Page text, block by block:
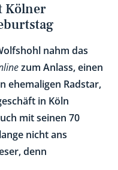
Kölner
nahm das
zum Anlass, einen
ehemaligen Radstar,
in Köln
mit seinen 70
nicht ans
denn